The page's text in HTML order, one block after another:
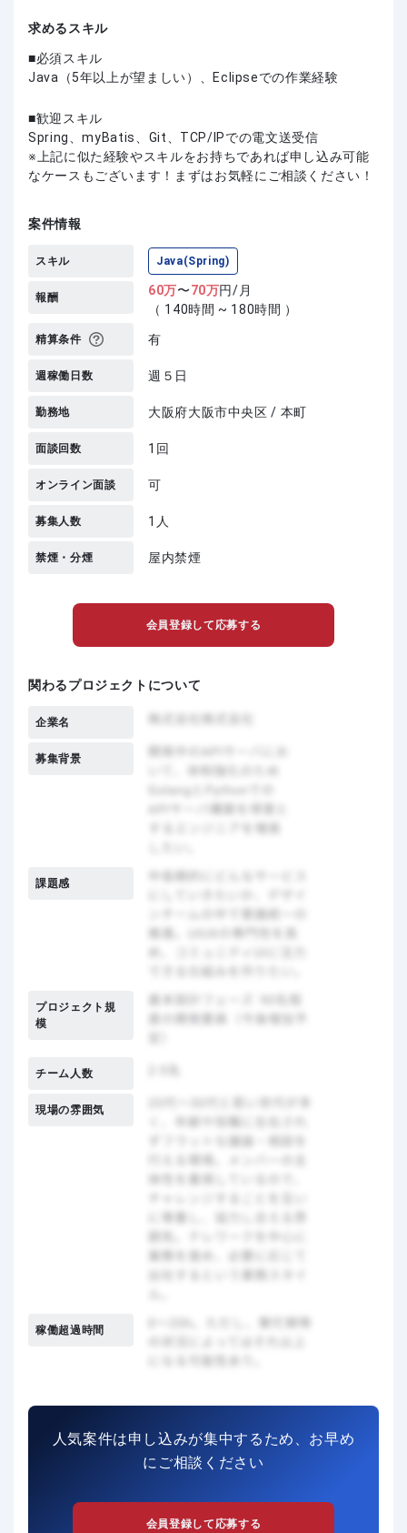
求めるスキル
必須スキル
Java（5年以上が望ましい）、Eclipseでの作業経験
歓迎スキル
Spring、myBatis、Git、TCP/IPでの電文送受信
上記に似た経験やスキルをお持ちであれば申し込み可能
なケースもございます！まずはお気軽にご相談ください！
案件情報
スキル Java(Spring)
報酬 60万〜70万円/月
（ 140時間 ~ 180時間 ）
精算条件 有
週稼働日数 週５日
勤務地 大阪府大阪市中央区 / 本町
面談回数 1回
オンライン面談 可
募集人数 1人
禁煙・分煙 屋内禁煙
会員登録して応募する
関わるプロジェクトについて
企業名
募集背景
課題感
プロジェクト規
模
チーム人数
現場の雰囲気
稼働超過時間
人気案件は申し込みが集中するため、お早め
にご相談ください
会員登録して応募する